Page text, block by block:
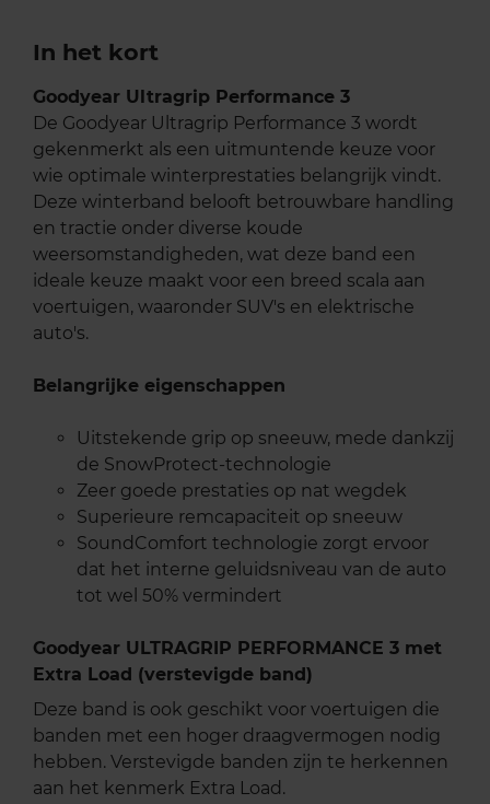
In het kort
Goodyear Ultragrip Performance 3
De Goodyear Ultragrip Performance 3 wordt
gekenmerkt als een uitmuntende keuze voor
wie optimale winterprestaties belangrijk vindt.
Deze winterband belooft betrouwbare handling
en tractie onder diverse koude
weersomstandigheden, wat deze band een
ideale keuze maakt voor een breed scala aan
voertuigen, waaronder SUV's en elektrische
auto's.
Belangrijke eigenschappen
Uitstekende grip op sneeuw, mede dankzij
de SnowProtect-technologie
Zeer goede prestaties op nat wegdek
Superieure remcapaciteit op sneeuw
SoundComfort technologie zorgt ervoor
dat het interne geluidsniveau van de auto
tot wel 50% vermindert
Goodyear ULTRAGRIP PERFORMANCE 3 met
Extra Load (verstevigde band)
Deze band is ook geschikt voor voertuigen die
banden met een hoger draagvermogen nodig
hebben. Verstevigde banden zijn te herkennen
aan het kenmerk Extra Load.